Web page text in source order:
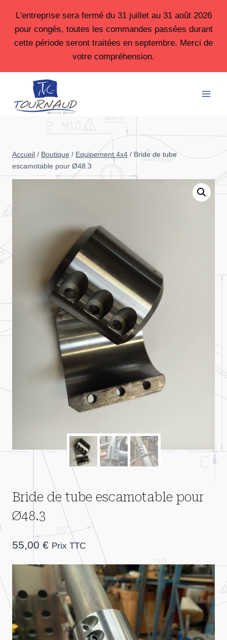
contenu
L'entreprise sera fermé du 31 juillet au 31 août 2026
pour congés, toutes les commandes passées durant
cette période seront traitées en septembre. Merci de
votre compréhension.
Accueil / Boutique / Equipement 4x4 / Bride de tube
escamotable pour Ø48.3
Bride de tube escamotable pour
Ø48.3
55,00 € Prix TTC